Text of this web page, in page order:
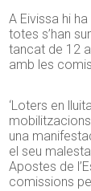
A Eivissa hi
totes s’han
tancat de 12
amb les
‘Loters en
una
el seu
Apostes de
comissions